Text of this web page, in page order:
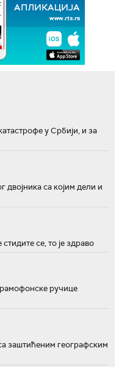
у Србији, и за
двојника са којим дели и
се, то је здраво
ручице
заштићеним географским